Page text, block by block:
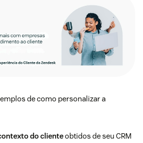
de como personalizar a
do clienteobtidos de seu CRM